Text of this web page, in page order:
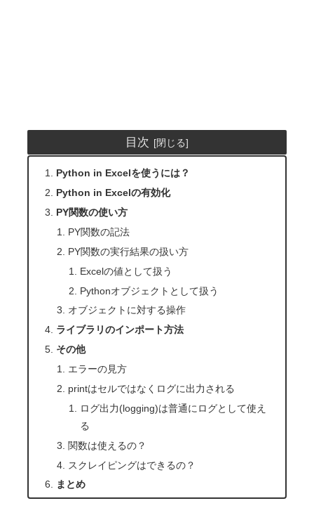
目次
Python in Excelを使うには？
Python in Excelの有効化
PY関数の使い方
PY関数の記法
PY関数の実行結果の扱い方
Excelの値として扱う
Pythonオブジェクトとして扱う
オブジェクトに対する操作
ライブラリのインポート方法
その他
エラーの見方
printはセルではなくログに出力される
ログ出力(logging)は普通にログとして使え
る
関数は使えるの？
スクレイピングはできるの？
まとめ